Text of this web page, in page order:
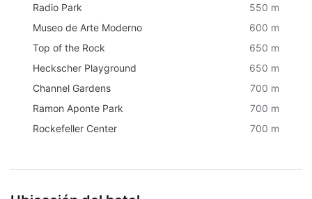
Recepción 24 horas
Propiedad libre de humo
Snack bar
Senderismo
Ruta de viaje accesible para sillas de
ruedas
Radio Park
550 m
Museo de Arte Moderno
600 m
Top of the Rock
650 m
Heckscher Playground
650 m
Channel Gardens
700 m
Ramon Aponte Park
700 m
Rockefeller Center
700 m